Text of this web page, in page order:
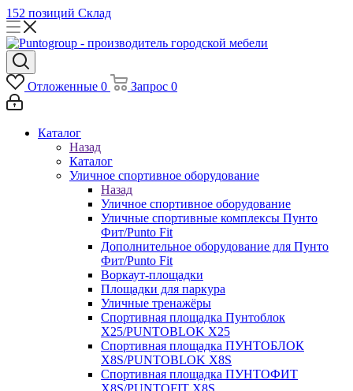
152 позиций Склад
Отложенные 0 Запрос 0
Каталог
Назад
Каталог
Уличное спортивное оборудование
Назад
Уличное спортивное оборудование
Уличные спортивные комплексы Пунто
Фит/Punto Fit
Дополнительное оборудование для Пунто
Фит/Punto Fit
Воркаут-площадки
Площадки для паркура
Уличные тренажёры
Спортивная площадка Пунтоблок
Х25/PUNTOBLOK X25
Спортивная площадка ПУНТОБЛОК
X8S/PUNTOBLOK X8S
Спортивная площадка ПУНТОФИТ
X8S/PUNTOFIT X8S